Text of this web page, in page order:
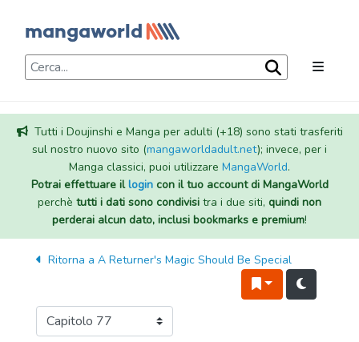
Tutti i Doujinshi e Manga per adulti (+18) sono stati trasferiti
sul nostro nuovo sito (mangaworldadult.net); invece, per i
Manga classici, puoi utilizzare MangaWorld.
Potrai effettuare illogincon il tuo account di MangaWorld
perchè tutti i dati sono condivisi tra i due siti, quindi non
perderai alcun dato, inclusi bookmarks e premium!
Ritorna a A Returner's Magic Should Be Special